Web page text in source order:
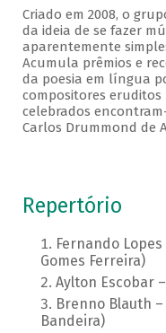
Criado em 2008, o
da ideia de se fazer
aparentemente
Acumula prêmios e
da poesia em língua
compositores
celebrados
Carlos Drummond de
Repertório
Fernando
Gomes Ferreira)
Aylton Escobar
Brenno Blauth
Bandeira)